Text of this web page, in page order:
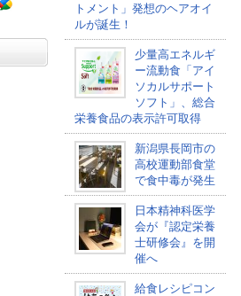
トメント」発想のヘアオイ
ルが誕生！
少量高エネルギ
ー流動食「アイ
ソカルサポート
ソフト」、総合
栄養食品の表示許可取得
新潟県長岡市の
高校運動部食堂
で食中毒が発生
日本精神科医学
会が『認定栄養
士研修会』を開
催へ
給食レシピコン